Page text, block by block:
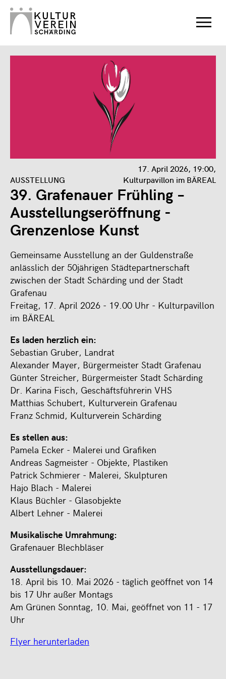
AUSSTELLUNG
17. April 2026, 19:00,
Kulturpavillon im BÄREAL
39. Grafenauer Frühling –
Ausstellungseröffnung -
Grenzenlose Kunst
Gemeinsame Ausstellung an der Guldenstraße
anlässlich der 50jährigen Städtepartnerschaft
zwischen der Stadt Schärding und der Stadt
Grafenau
Freitag, 17. April 2026 - 19.00 Uhr - Kulturpavillon
im BÄREAL
Es laden herzlich ein:
Sebastian Gruber, Landrat
Alexander Mayer, Bürgermeister Stadt Grafenau
Günter Streicher, Bürgermeister Stadt Schärding
Dr. Karina Fisch, Geschäftsführerin VHS
Matthias Schubert, Kulturverein Grafenau
Franz Schmid, Kulturverein Schärding
Es stellen aus:
Pamela Ecker - Malerei und Grafiken
Andreas Sagmeister - Objekte, Plastiken
Patrick Schmierer - Malerei, Skulpturen
Hajo Blach - Malerei
Klaus Büchler - Glasobjekte
Albert Lehner - Malerei
Musikalische Umrahmung:
Grafenauer Blechbläser
Ausstellungsdauer:
18. April bis 10. Mai 2026 - täglich geöffnet von 14
bis 17 Uhr außer Montags
Am Grünen Sonntag, 10. Mai, geöffnet von 11 - 17
Uhr
Flyer herunterladen